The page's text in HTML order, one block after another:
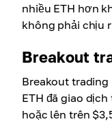
nhiều ETH hơn
không phải chịu
Breakout
Breakout trading
ETH đã giao
hoặc lên trên